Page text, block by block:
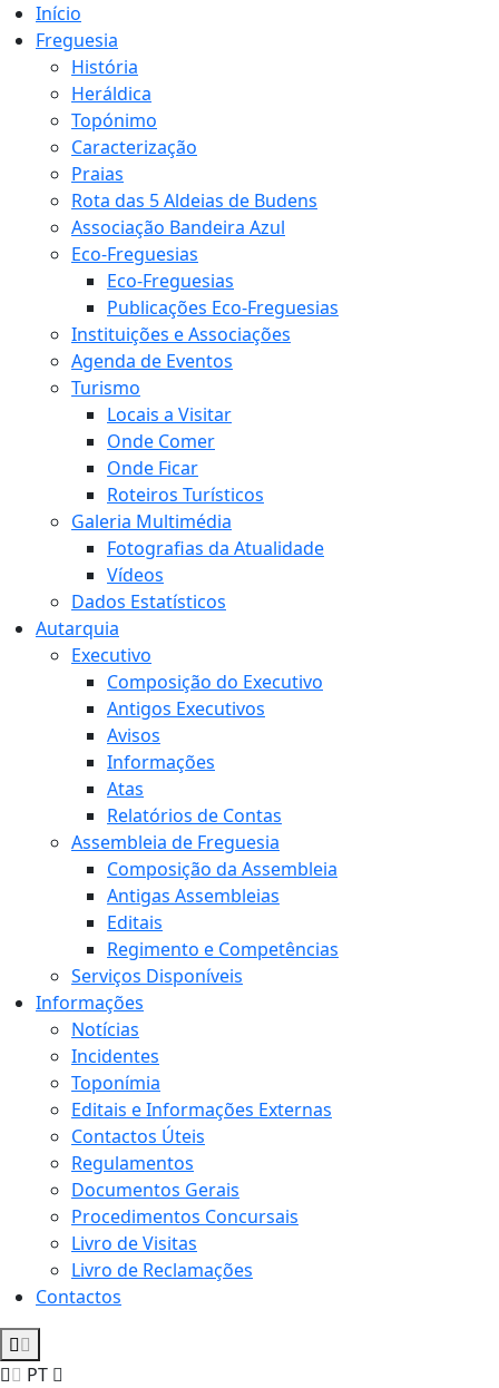
Início
Freguesia
História
Heráldica
Topónimo
Caracterização
Praias
Rota das 5 Aldeias de Budens
Associação Bandeira Azul
Eco-Freguesias
Eco-Freguesias
Publicações Eco-Freguesias
Instituições e Associações
Agenda de Eventos
Turismo
Locais a Visitar
Onde Comer
Onde Ficar
Roteiros Turísticos
Galeria Multimédia
Fotografias da Atualidade
Vídeos
Dados Estatísticos
Autarquia
Executivo
Composição do Executivo
Antigos Executivos
Avisos
Informações
Atas
Relatórios de Contas
Assembleia de Freguesia
Composição da Assembleia
Antigas Assembleias
Editais
Regimento e Competências
Serviços Disponíveis
Informações
Notícias
Incidentes
Toponímia
Editais e Informações Externas
Contactos Úteis
Regulamentos
Documentos Gerais
Procedimentos Concursais
Livro de Visitas
Livro de Reclamações
Contactos
PT